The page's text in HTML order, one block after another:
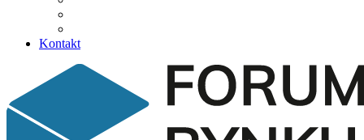
Kontakt